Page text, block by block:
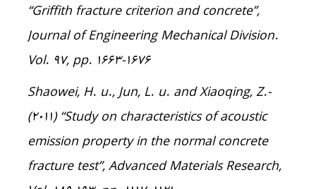
“Griffith fracture criterion and concrete”,
Journal of Engineering Mechanical Division.
Vol. 97, pp. 1663-1676
-Shaowei, H. u., Jun, L. u. and Xiaoqing, Z.
(2011) “Study on characteristics of acoustic
emission property in the normal concrete
fracture test”, Advanced Materials Research,